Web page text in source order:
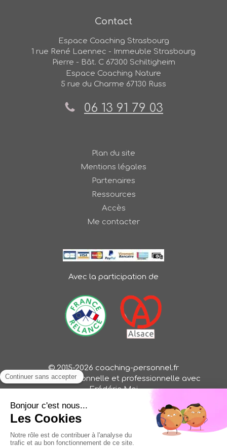
Contact
Espace Coaching Strasbourg
1 rue René Laennec - Immeuble Strasbourg
Pierre - Bât. C 67300 Schiltigheim
Espace Coaching Nature
5 rue du Charme 67130 Russ
06 13 91 79 03
Plan du site
Mentions légales
Partenaires
Ressources
Accès
Me contacter
Avec la participation de
© 2015-2026 coaching-personnel.fr
Evolution personnelle et professionnelle avec
Frédéric Mai
Oser une vie libre, inspirante et pleine de sens (Oser
ma vie, Oser mon job, Oser mon business)
Création et référencement du site par Simplébo